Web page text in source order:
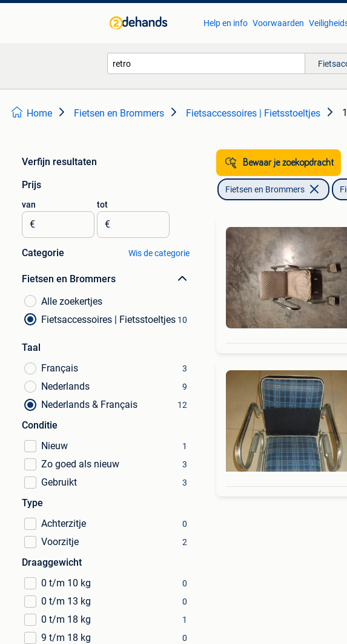
Help en info Voorwaarden
Home Fietsen en Brommers Fietsaccessoires | Fietsstoeltjes
Verfijn resultaten
Prijs
van
€
tot
€
Categorie Wis de categorie
Fietsen en Brommers
Alle zoekertjes
Fietsaccessoires | Fietsstoeltjes 10
Taal
Français
3
Nederlands 9
Nederlands & Français 12
Conditie
Nieuw
1
Zo goed als nieuw 3
Gebruikt 3
Type
Achterzitje
0
Voorzitje 2
Draaggewicht
0 t/m 10 kg
0
0 t/m 13 kg 0
0 t/m 18 kg 1
9 t/m 18 kg 0
Bewaar je zoekopdracht
Fietsen en Brommers